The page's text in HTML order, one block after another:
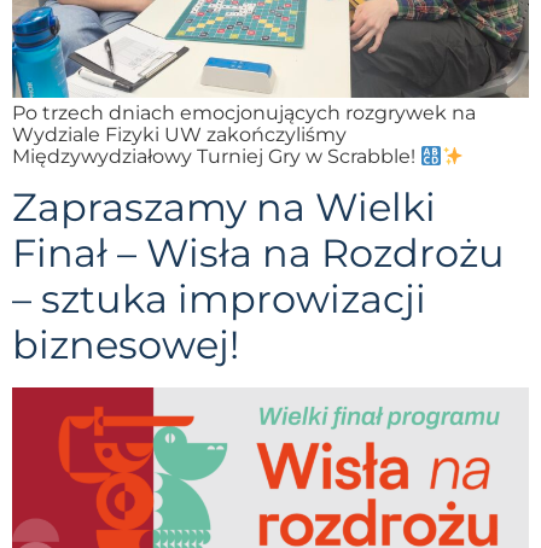
Po trzech dniach emocjonujących rozgrywek na
Wydziale Fizyki UW zakończyliśmy
Międzywydziałowy Turniej Gry w Scrabble!
Zapraszamy na Wielki
Finał – Wisła na Rozdrożu
– sztuka improwizacji
biznesowej!